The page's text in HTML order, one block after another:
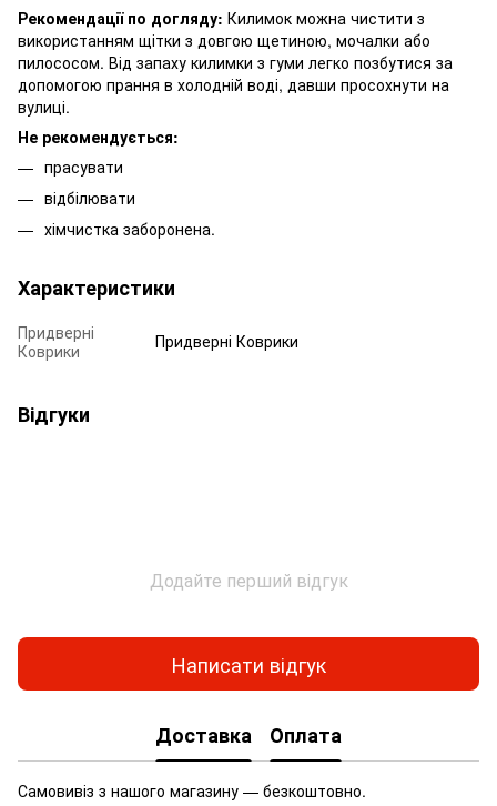
Рекомендації по догляду: Килимок можна чистити з
використанням щітки з довгою щетиною, мочалки або
пилососом. Від запаху килимки з гуми легко позбутися за
допомогою прання в холодній воді, давши просохнути на
вулиці.
Не рекомендується:
прасувати
відбілювати
хімчистка заборонена.
Характеристики
Придверні
Коврики
Придверні Коврики
Відгуки
Додайте перший відгук
Написати відгук
Доставка Оплата
Самовивіз з нашого магазину — безкоштовно.